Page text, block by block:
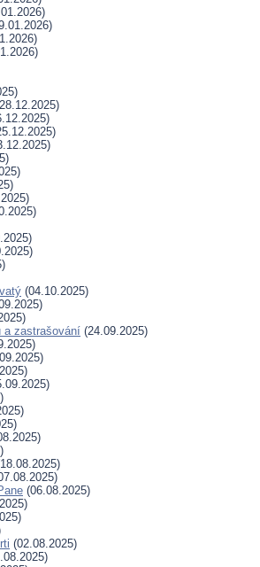
(04.10.2025)
a zastrašování (24.09.2025)
(06.08.2025)
(02.08.2025)